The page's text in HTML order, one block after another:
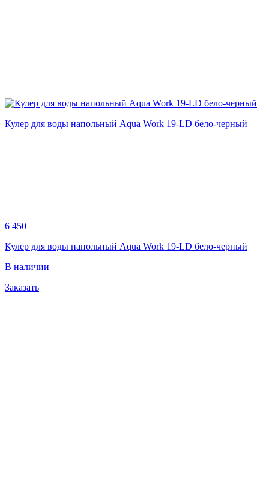
Кулер для воды напольный Aqua Work 19-LD бело-черный
6 450
Кулер для воды напольный Aqua Work 19-LD бело-черный
В наличии
Заказать